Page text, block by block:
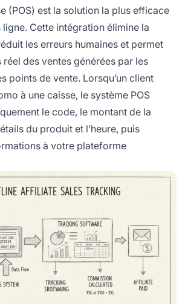
(POS) est la solution la plus efficace
ligne. Cette intégration élimine la
les erreurs humaines et permet
réel des ventes générées par les
points de vente. Lorsqu’un client
à une caisse, le système POS
le code, le montant de la
du produit et l’heure, puis
à votre plateforme